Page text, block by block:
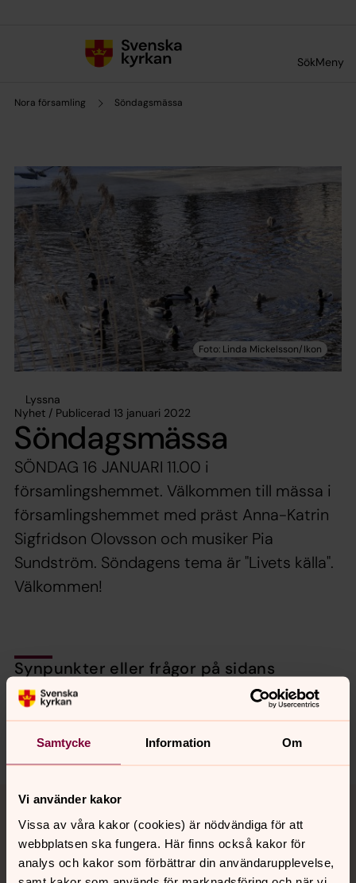
Samtycke Information Om
Vi använder kakor
Vissa av våra kakor (cookies) är nödvändiga för att
webbplatsen ska fungera. Här finns också kakor för
analys och kakor som förbättrar din användarupplevelse,
SökMeny
Nora församling Söndagsmässa
Lyssna
Nyhet / Publicerad 13 januari 2022
Söndagsmässa
SÖNDAG 16 JANUARI 11.00 i
församlingshemmet. Välkommen till mässa i
församlingshemmet med präst Anna-Katrin
Sigfridson Olovsson och musiker Pia
Sundström. Söndagens tema är "Livets källa".
Välkommen!
Synpunkter eller frågor på sidans
innehåll?
nora.tarnsjo.forsamling@svenskakyrkan.se
Dela
Tillbaka till toppen
Tillbaka till innehållet
Kontakt